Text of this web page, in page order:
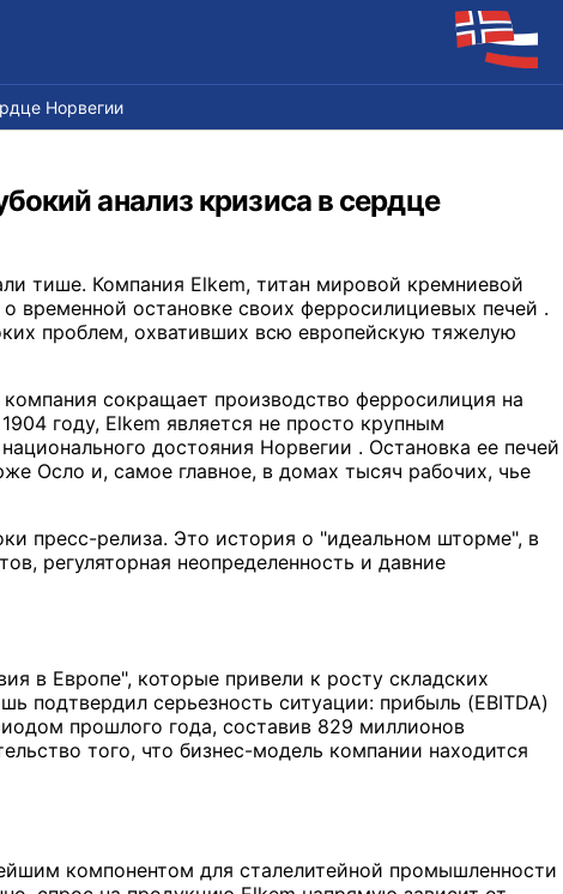
Норвегии
анализ кризиса в сердце
тише. Компания Elkem, титан мировой кремниевой
остановке своих ферросилициевых печей .
проблем, охвативших всю европейскую тяжелую
сокращает производство ферросилиция на
году, Elkem является не просто крупным
достояния Норвегии . Остановка ее печей
Осло и, самое главное, в домах тысяч рабочих, чье
пресс-релиза. Это история о "идеальном шторме", в
регуляторная неопределенность и давние
в Европе", которые привели к росту складских
подтвердил серьезность ситуации: прибыль (EBITDA)
прошлого года, составив 829 миллионов
того, что бизнес-модель компании находится
компонентом для сталелитейной промышленности